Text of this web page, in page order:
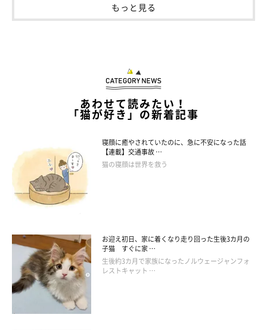
社長(たぶん)のピーボさんも、信頼できる部下にお仕事を任せっ
きりで存分にサボれますね。
ん)
よし、僕も頑張って仕事しよう (たぶん)
響介と勝手な設定をつけられてる猫たち
もっと見る
あわせて読みたい！
「猫が好き」の新着記事
寝顔に癒やされていたのに、急に不安になった話
【連載】交通事故 …
猫の寝顔は世界を救う
お迎え初日、家に着くなり走り回った生後3カ月の
子猫 すぐに家 …
生後約3カ月で家族になったノルウェージャンフォ
レストキャット …